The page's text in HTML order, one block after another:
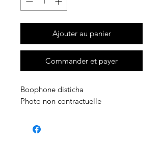
Ajouter au panier
Commander et payer
Boophone disticha
Photo non contractuelle